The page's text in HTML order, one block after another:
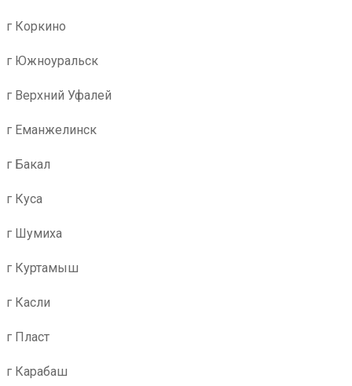
г Коркино
г Южноуральск
г Верхний Уфалей
г Еманжелинск
г Бакал
г Куса
г Шумиха
г Куртамыш
г Касли
г Пласт
г Карабаш